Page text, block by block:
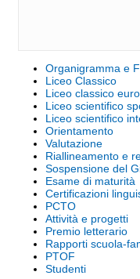
Organigramma e
Liceo Classico
Liceo classico
Liceo scientifico
Liceo scientifico
Orientamento
Valutazione
Riallineamento e
Sospensione del
Esame di maturità
Certificazioni
PCTO
Attività e progetti
Premio letterario
Rapporti scuola-
PTOF
Studenti